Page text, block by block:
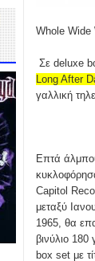
Whole Wide
Σε deluxe
Long After
γαλλική
Επτά
Capitol
μεταξύ
1965, θα
βινύλιο
box set με